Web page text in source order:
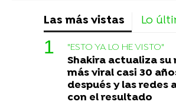
Las más vistas Lo
"ESTO YA LO HE VISTO"
Shakira actualiza su
más viral casi 30
después y las redes
con el resultado